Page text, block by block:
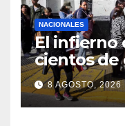
NACIONALES
El infierno
cientos de
espera y
8 AGOSTO, 2026